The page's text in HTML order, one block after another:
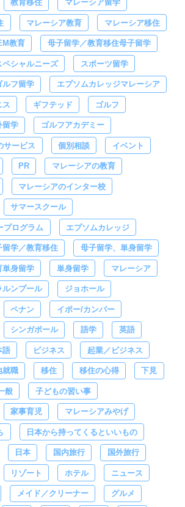
教育移住 マレーシア留学
マレーシア教育 マレーシア移住
教育 母子留学／教育移住母子留学
ペシャルニーズ スポーツ留学
ルフ留学 エプソムカレッジマレーシア
ス ギフテッド ゴルフ
留学 ゴルフアカデミー
サービス 個別相談 イベント
PR マレーシアの教育
マレーシアのインター校
サマースクール
プログラム エプソムカレッジ
留学／教育移住 母子留学、単身留学
単身留学 単身留学 マレーシア
ルンプール ジョホール
ペナン イポー/カンパー
シンガポール 語学 英語
語 ビジネス 起業／ビジネス
就職 移住 移住の心得 下見
般 子どもの習い事
家事育児 マレーシアみやげ
日本から持ってくるといいもの
日本 国内旅行 国外旅行
リゾート ホテル ニュース
メイド／クリーナー グルメ